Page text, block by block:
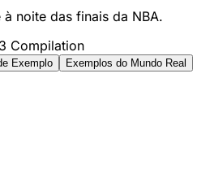
noite das finais da NBA.
Compilation
Exemplo Exemplos do Mundo Real